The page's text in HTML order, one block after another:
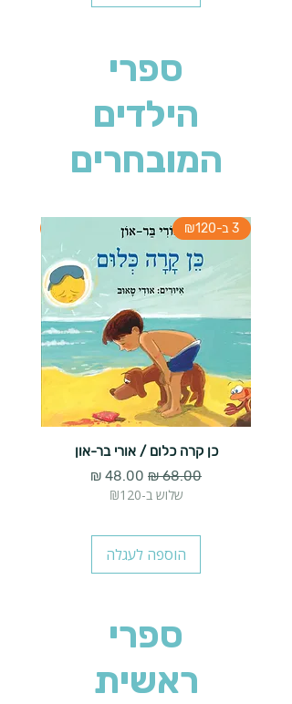
ספרי
הילדים
המובחרים
3 ב-₪120
כן קרה כלום / אורי בר-און
מחיר רגיל מחיר מבצע
שלוש ב-₪120
הוספה לעגלה
ספרי
ראשית